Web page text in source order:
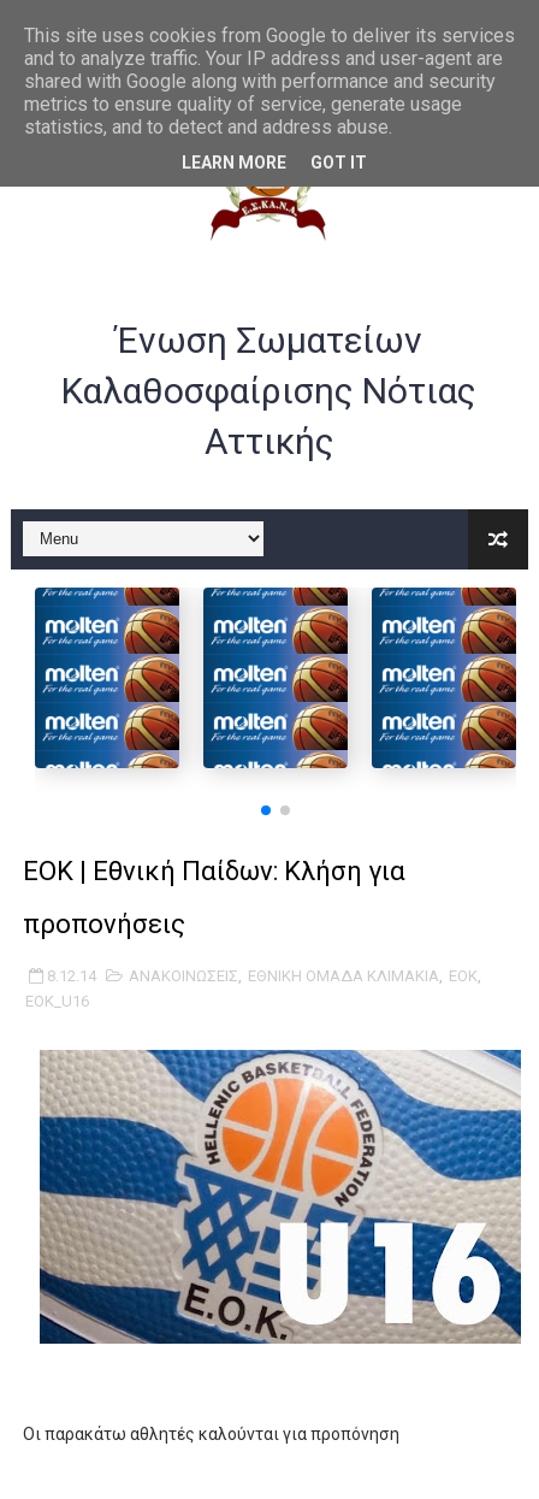
Ένωση Σωματείων
Καλαθοσφαίρισης Νότιας
Αττικής
ΕΟΚ | Εθνική Παίδων: Κλήση για
προπονήσεις
8.12.14 ΑΝΑΚΟΙΝΩΣΕΙΣ, ΕΘΝΙΚΗ ΟΜΑΔΑ ΚΛΙΜΑΚΙΑ, ΕΟΚ,
EOK_U16
Οι παρακάτω αθλητές καλούνται για προπόνηση
This site uses cookies from Google to deliver its services
and to analyze traffic. Your IP address and user-agent are
shared with Google along with performance and security
metrics to ensure quality of service, generate usage
statistics, and to detect and address abuse.
LEARN MORE GOT IT